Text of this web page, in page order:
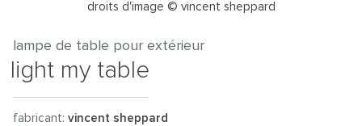
droits d'image © vincent sheppard
lampe de table pour extérieur
light my table
fabricant: vincent sheppard